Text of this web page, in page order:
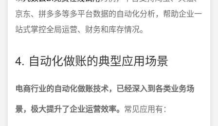
京东、拼多多等多平台数据的自动化分析，帮助企业一
站式掌控全局运营、财务和库存情况。
4. 自动化做账的典型应用场景
电商行业的自动化做账技术，已经深入到各类业务场
景，极大提升了企业运营效率。 常见应用有：